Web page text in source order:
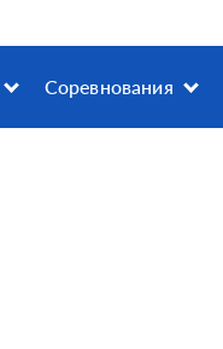
Соревнования